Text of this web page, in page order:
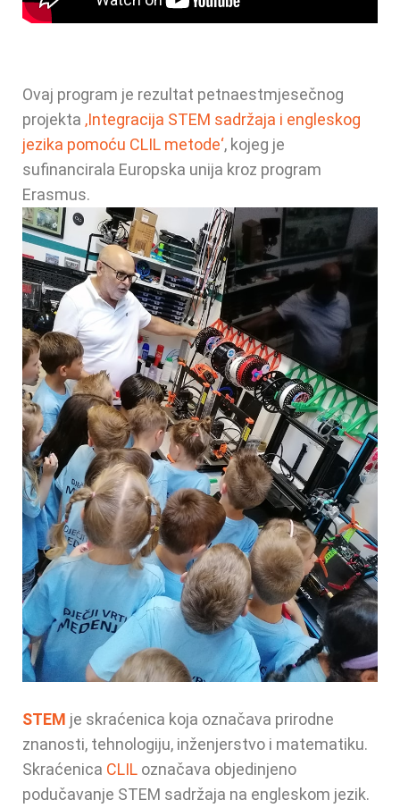
Ovaj program je rezultat petnaestmjesečnog
projekta ‚Integracija STEM sadržaja i engleskog
jezika pomoću CLIL metode‘, kojeg je
sufinancirala Europska unija kroz program
Erasmus.
STEM je skraćenica koja označava prirodne
znanosti, tehnologiju, inženjerstvo i matematiku.
Skraćenica CLIL označava objedinjeno
podučavanje STEM sadržaja na engleskom jezik.